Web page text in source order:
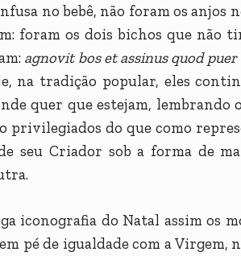
no bebê, não foram os anjos
foram os dois bichos que não
agnovit bos et assinus quod
na tradição popular, eles
quer que estejam,
privilegiados do que como
seu Criador sob a forma de
iconografia do Natal assim os
pé de igualdade com a Virgem,